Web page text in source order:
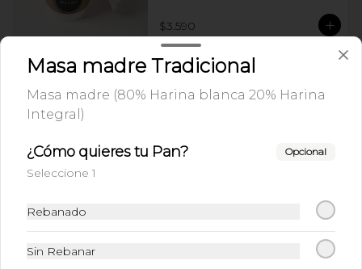
$3.590
Cafetería y Bebidas Frías
Te Matcha + Leche + Hielo triturado
Masa madre Tradicional
Masa madre (80% Harina blanca 20% Harina
Integral)
¿Cómo quieres tu Pan? Opcional
Seleccione 1
Rebanado
Sin Rebanar